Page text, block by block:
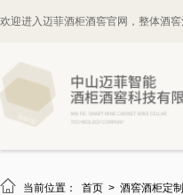
欢迎进入迈菲酒柜酒窖官网，整体酒
 当前位置： 首页 > 酒窖酒柜定